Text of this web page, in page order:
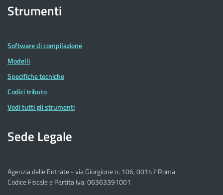
Strumenti
Software di compilazione
Modelli
Specifiche tecniche
Codici tributo
Vedi tutti gli strumenti
Sede Legale
Agenzia delle Entrate - via Giorgione n. 106, 00147 Roma
Codice Fiscale e Partita Iva: 06363391001